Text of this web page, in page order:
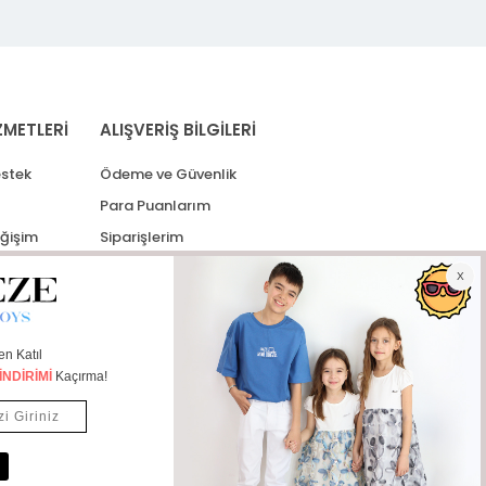
ALIŞVERİŞ BİLGİLERİ
Ödeme ve Güvenlik
Para Puanlarım
Siparişlerim